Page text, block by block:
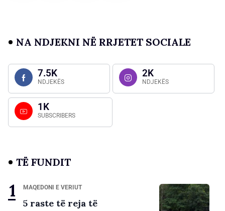
NA NDJEKNI NË RRJETET SOCIALE
7.5K
NDJEKËS
2K
NDJEKËS
1K
SUBSCRIBERS
TË FUNDIT
MAQEDONI E VERIUT
5 raste të reja të